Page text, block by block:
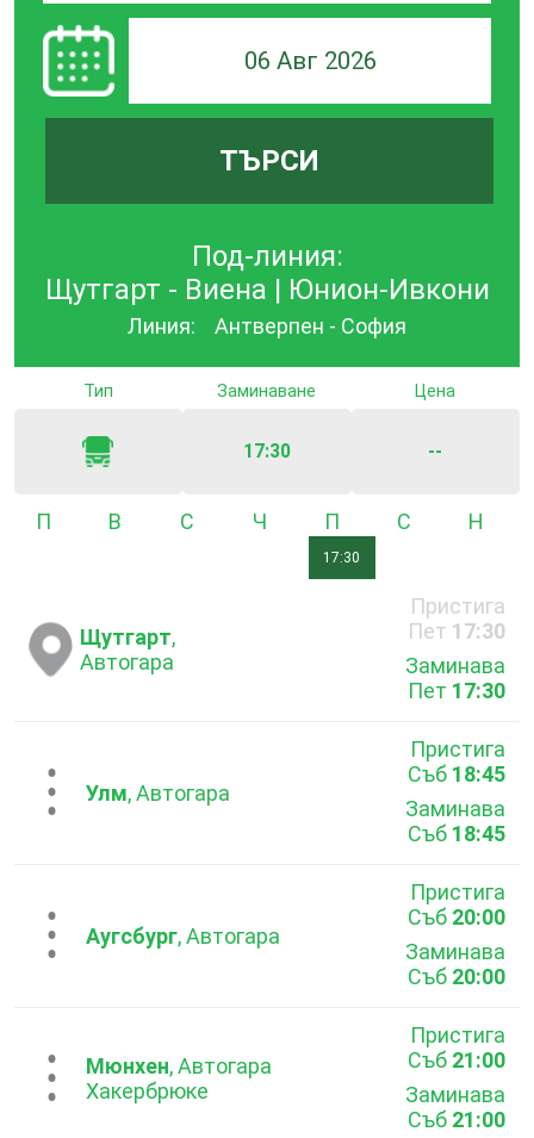
06 Авг 2026
ТЪРСИ
Под-линия:
Щутгарт - Виена | Юнион-Ивкони
Линия: Антверпен - София
Тип Заминаване
17:30
Цена
--
ПонеделникВторник Четвъртък
17:30
Събота
Щутгарт,
Автогара
Пристига
Пет 17:30
Заминава
Пет 17:30
...
Улм, Автогара
Пристига
Съб 18:45
Заминава
Съб 18:45
...Аугсбург, Автогара
Пристига
Съб 20:00
Заминава
Съб 20:00
...Мюнхен, Автогара
Хакербрюке
Пристига
Съб 21:00
Заминава
Съб 21:00